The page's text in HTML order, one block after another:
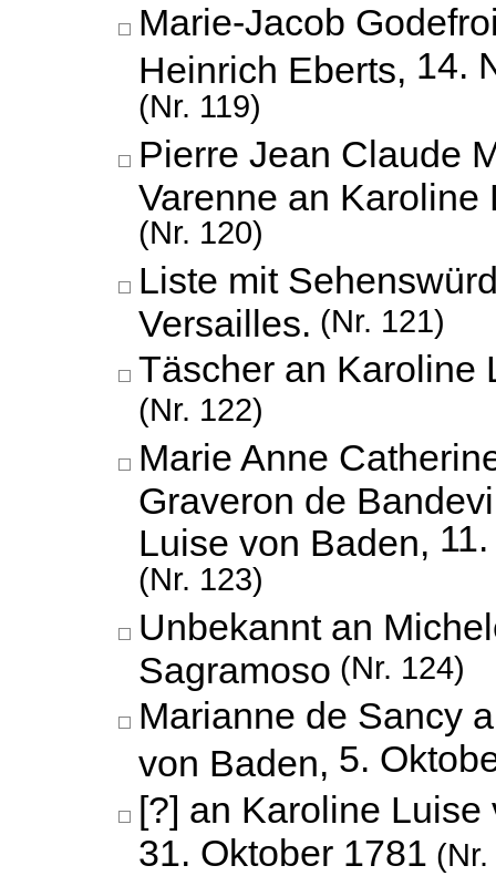
Marie-Jacob
Heinrich Eberts, 14.
(Nr. 119)
Pierre Jean Claude
Varenne an Karoline
(Nr. 120)
Liste mit
Versailles. (Nr. 121)
Täscher an Karoline
(Nr. 122)
Marie Anne
Graveron de
Luise von Baden,
(Nr. 123)
Unbekannt an
Sagramoso (Nr. 124)
Marianne de Sancy
von Baden, 5.
[?] an Karoline Luise
31. Oktober 1781